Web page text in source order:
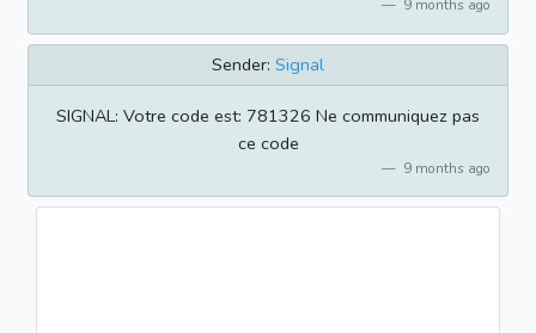
9 months ago
Sender: Signal
SIGNAL: Votre code est: 781326 Ne communiquez pas
ce code
9 months ago